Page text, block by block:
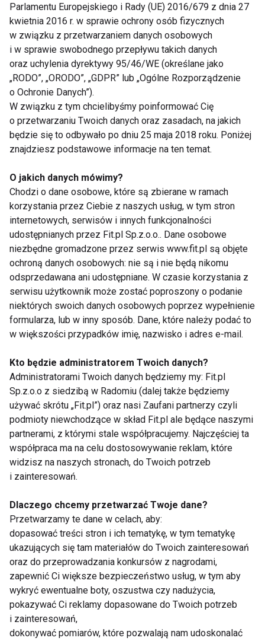
Dobrze wybrane – styl ma znaczenie
Każda z nas pragnie czuć się swobodnie i
komfortowo niezależnie od sytuacji. Wyrażamy
siebie poprzez strój, nawet ten na zajęcia fitness. Na
rynku znajdziemy całą gamę kolorów i wzorów
butów sportowych. Nie ma co się oszukiwać, wygląd
butów wpływa pośrednio na to, jak się czujemy i
ćwiczymy. Modny design co prawda nie wpływa na
funkcjonalność butów, ale z całą pewnością
zmotywuje nas do treningów.
www.fit.pl
TRENING TRENINGI BUTY NA FITNESS
FIT LIGHT
Trening
Trening latem – lepiej
ćwiczyć rano czy
Spacer po posiłku – jak
Czy warto trenować
boso? Korzyści i
zagrożenia dla stóp
oraz całego ciała
Trening z gumami
oporowymi. 20 minut,
ciało
Parlamentu Europejskiego i Rady (UE) 2016/679 z dnia 27
kwietnia 2016 r. w sprawie ochrony osób fizycznych
w związku z przetwarzaniem danych osobowych
i w sprawie swobodnego przepływu takich danych
oraz uchylenia dyrektywy 95/46/WE (określane jako
„RODO”, „ORODO”, „GDPR” lub „Ogólne Rozporządzenie
o Ochronie Danych”).
W związku z tym chcielibyśmy poinformować Cię
o przetwarzaniu Twoich danych oraz zasadach, na jakich
będzie się to odbywało po dniu 25 maja 2018 roku. Poniżej
znajdziesz podstawowe informacje na ten temat.
O jakich danych mówimy?
Chodzi o dane osobowe, które są zbierane w ramach
korzystania przez Ciebie z naszych usług, w tym stron
internetowych, serwisów i innych funkcjonalności
udostępnianych przez Fit.pl Sp.z.o.o.. Dane osobowe
niezbędne gromadzone przez serwis www.fit.pl są objęte
ochroną danych osobowych: nie są i nie będą nikomu
odsprzedawana ani udostępniane. W czasie korzystania z
serwisu użytkownik może zostać poproszony o podanie
niektórych swoich danych osobowych poprzez wypełnienie
formularza, lub w inny sposób. Dane, które należy podać to
w większości przypadków imię, nazwisko i adres e-mail.
Kto będzie administratorem Twoich danych?
Administratorami Twoich danych będziemy my: Fit.pl
Sp.z.o.o z siedzibą w Radomiu (dalej także będziemy
używać skrótu „Fit.pl”) oraz nasi Zaufani partnerzy czyli
podmioty niewchodzące w skład Fit.pl ale będące naszymi
partnerami, z którymi stale współpracujemy. Najczęściej ta
współpraca ma na celu dostosowywanie reklam, które
widzisz na naszych stronach, do Twoich potrzeb
i zainteresowań.
Dlaczego chcemy przetwarzać Twoje dane?
Przetwarzamy te dane w celach, aby:
dopasować treści stron i ich tematykę, w tym tematykę
ukazujących się tam materiałów do Twoich zainteresowań
oraz do przeprowadzania konkursów z nagrodami,
zapewnić Ci większe bezpieczeństwo usług, w tym aby
wykryć ewentualne boty, oszustwa czy nadużycia,
pokazywać Ci reklamy dopasowane do Twoich potrzeb
i zainteresowań,
dokonywać pomiarów, które pozwalają nam udoskonalać